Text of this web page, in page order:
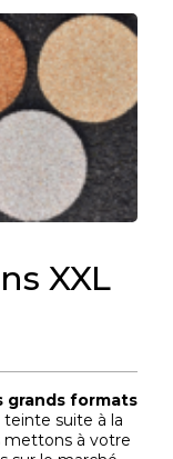
XXL
grands formats
suite à la
mettons à votre